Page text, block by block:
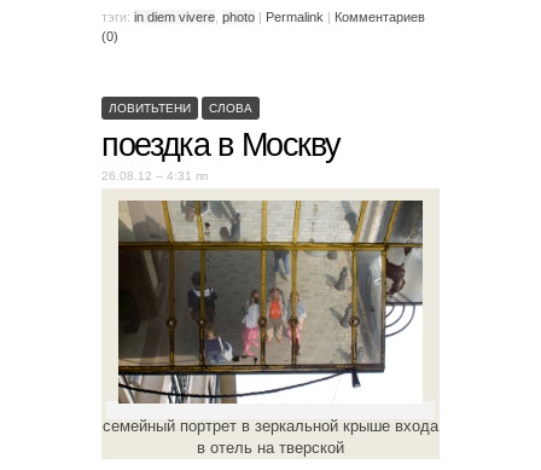
тэги: in diem vivere, photo Permalink
Комментариев
(0)
ЛОВИТЬТЕНИ СЛОВА
поездка в Москву
26.08.12 – 4:31 пп
семейный портрет в зеркальной крыше входа
в отель на тверской